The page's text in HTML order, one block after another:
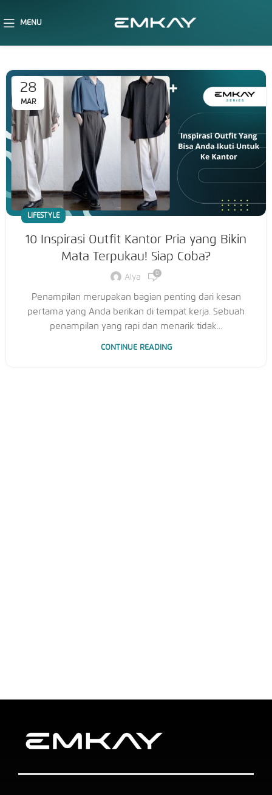
MENU
28
MAR
LIFESTYLE
10 Inspirasi Outfit Kantor Pria yang Bikin
Mata Terpukau! Siap Coba?
Alya 0
Penampilan merupakan bagian penting dari kesan
pertama yang Anda berikan di tempat kerja. Sebuah
penampilan yang rapi dan menarik tidak...
CONTINUE READING